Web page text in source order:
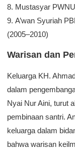
8. Mustasyar
9. A’wan Syuriah
(2005–2010)
Warisan dan
Keluarga KH.
dalam
Nyai Nur Aini, turut
pembinaan santri.
keluarga dalam
bahwa warisan